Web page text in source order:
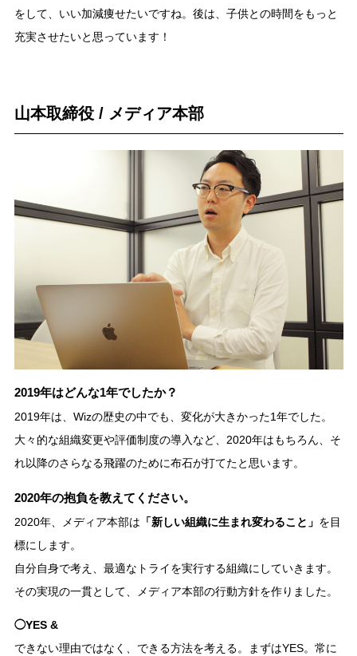
をして、いい加減痩せたいですね。後は、子供との時間をもっと
充実させたいと思っています！
山本取締役 / メディア本部
2019年はどんな1年でしたか？
2019年は、Wizの歴史の中でも、変化が大きかった1年でした。
大々的な組織変更や評価制度の導入など、2020年はもちろん、そ
れ以降のさらなる飛躍のために布石が打てたと思います。
2020年の抱負を教えてください。
2020年、メディア本部は 「新しい組織に生まれ変わること」 を目
標にします。
自分自身で考え、最適なトライを実行する組織にしていきます。
その実現の一貫として、メディア本部の行動方針を作りました。
◯YES &
できない理由ではなく、できる方法を考える。まずはYES。常に